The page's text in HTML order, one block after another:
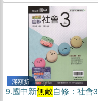
滿額折
9.國中新無敵自修：社會3